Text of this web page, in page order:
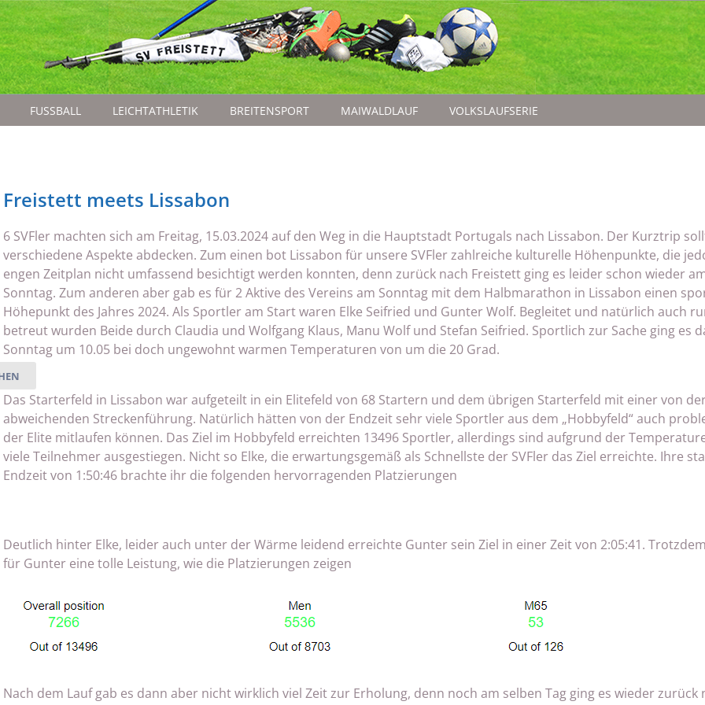
FUSSBALL LEICHTATHLETIK BREITENSPORT MAIWALDLAUF VOLKSLAUFSERIE
Freistett meets Lissabon
6 SVFler machten sich am Freitag, 15.03.2024 auf den Weg in die Hauptstadt Portugals nach Lissabon. Der Kurztrip
verschiedene Aspekte abdecken. Zum einen bot Lissabon für unsere SVFler zahlreiche kulturelle Höhenpunkte, die
engen Zeitplan nicht umfassend besichtigt werden konnten, denn zurück nach Freistett ging es leider schon wieder
Sonntag. Zum anderen aber gab es für 2 Aktive des Vereins am Sonntag mit dem Halbmarathon in Lissabon einen
Höhepunkt des Jahres 2024. Als Sportler am Start waren Elke Seifried und Gunter Wolf. Begleitet und natürlich auch
betreut wurden Beide durch Claudia und Wolfgang Klaus, Manu Wolf und Stefan Seifried. Sportlich zur Sache ging es
Sonntag um 10.05 bei doch ungewohnt warmen Temperaturen von um die 20 Grad.
Das Starterfeld in Lissabon war aufgeteilt in ein Elitefeld von 68 Startern und dem übrigen Starterfeld mit einer von
abweichenden Streckenführung. Natürlich hätten von der Endzeit sehr viele Sportler aus dem „Hobbyfeld“ auch
der Elite mitlaufen können. Das Ziel im Hobbyfeld erreichten 13496 Sportler, allerdings sind aufgrund der
viele Teilnehmer ausgestiegen. Nicht so Elke, die erwartungsgemäß als Schnellste der SVFler das Ziel erreichte. Ihre
Endzeit von 1:50:46 brachte ihr die folgenden hervorragenden Platzierungen
Deutlich hinter Elke, leider auch unter der Wärme leidend erreichte Gunter sein Ziel in einer Zeit von 2:05:41.
für Gunter eine tolle Leistung, wie die Platzierungen zeigen
Nach dem Lauf gab es dann aber nicht wirklich viel Zeit zur Erholung, denn noch am selben Tag ging es wieder zurück